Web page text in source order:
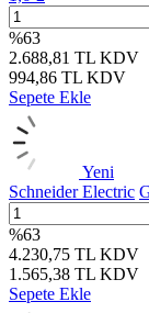
%63
2.688,81 TL KDV
994,86 TL KDV
Sepete Ekle
Yeni
Schneider Electric
%63
4.230,75 TL KDV
1.565,38 TL KDV
Sepete Ekle